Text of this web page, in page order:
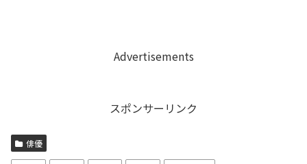
Advertisements
スポンサーリンク
俳優